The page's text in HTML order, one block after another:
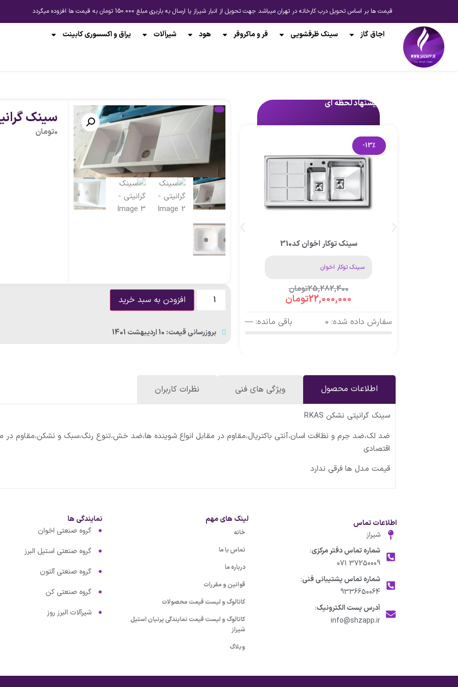
قیمت ها بر اساس تحویل درب کارخانه در تهران میباشد جهت تحویل از انبار شیراز یا ارسال به باربری مبلغ 150.000 تومان به قیمت ها افزوده میگردد
اجاق گاز سینک ظرفشویی فر و ماکروفر هود شیرآلات یراق و اکسسوری کابینت
پیشنهاد لحظه ای
-13%
سینک توکار اخوان کد310
سینک توکار اخوان
25,282,400تومان
22,000,000تومان
سفارش داده شده: 0 باقی مانده: —
پیشنهاد لحظه ای
-13%
28,772,100تومان
25,000,000تومان
سینک
0تومان
افزودن به سبد خرید
بروزرسانی قیمت: 10 اردیبهشت 1401
اطلاعات محصول ویژگی های فنی نظرات کاربران
سینک گرانیتی نشکن RKAS
ضد لک،ضد جرم و نظافت اسان،آنتی باکتریال،مقاوم در مقابل انواع شوینده ها،ضد خش،تنوع رنگ،سبک و نشکن،مقاوم
اقتصادی
قیمت مدل ها فرقی ندارد
اطلاعات تماس
شیراز
شماره تماس دفتر مرکزی:
37250009 071
شماره تماس پشتیبانی فنی:
9336650064
آدرس پست الکترونیک:
info@shzapp.ir
لینک های مهم
خانه
تماس با ما
درباره ما
قوانین و مقررات
کاتالوگ و لیست قیمت محصولات
کاتالوگ و لیست قیمت نمایندگی پرنیان استیل
شیراز
وبلاگ
نمایندگی ها
گروه صنعتی اخوان
گروه صنعتی استیل البرز
گروه صنعتی آلتون
گروه صنعتی کن
شیرآلات البرز روز